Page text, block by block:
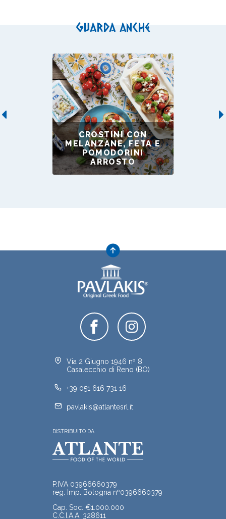
Guarda anche
Previous
CROSTINI CON
MELANZANE, FETA E
POMODORINI
ARROSTO
Via 2 Giugno 1946 nº 8
Casalecchio di Reno (BO)
+39 051 616 731 16
pavlakis@atlantesrl.it
DISTRIBUITO DA
P.IVA 03966660379
reg. Imp. Bologna nº0396660379
Cap. Soc. €1.000.000
C.C.I.A.A. 328611